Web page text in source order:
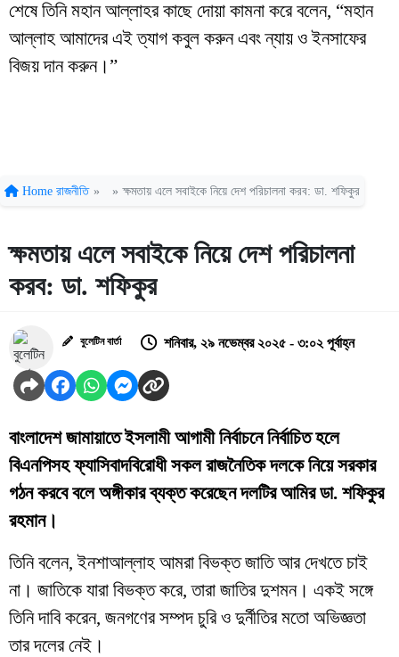
শেষে তিনি মহান আল্লাহর কাছে দোয়া কামনা করে বলেন, “মহান
আল্লাহ আমাদের এই ত্যাগ কবুল করুন এবং ন্যায় ও ইনসাফের
বিজয় দান করুন।”
Home রাজনীতি » » ক্ষমতায় এলে সবাইকে নিয়ে দেশ পরিচালনা করব: ডা. শফিকুর
ক্ষমতায় এলে সবাইকে নিয়ে দেশ পরিচালনা
করব: ডা. শফিকুর
বুলেটিন বার্তা শনিবার, ২৯ নভেম্বর ২০২৫ - ৩:০২ পূর্বাহ্ন
বাংলাদেশ জামায়াতে ইসলামী আগামী নির্বাচনে নির্বাচিত হলে
বিএনপিসহ ফ্যাসিবাদবিরোধী সকল রাজনৈতিক দলকে নিয়ে সরকার
গঠন করবে বলে অঙ্গীকার ব্যক্ত করেছেন দলটির আমির ডা. শফিকুর
রহমান।
তিনি বলেন, ইনশাআল্লাহ আমরা বিভক্ত জাতি আর দেখতে চাই
না। জাতিকে যারা বিভক্ত করে, তারা জাতির দুশমন। একই সঙ্গে
তিনি দাবি করেন, জনগণের সম্পদ চুরি ও দুর্নীতির মতো অভিজ্ঞতা
তার দলের নেই।